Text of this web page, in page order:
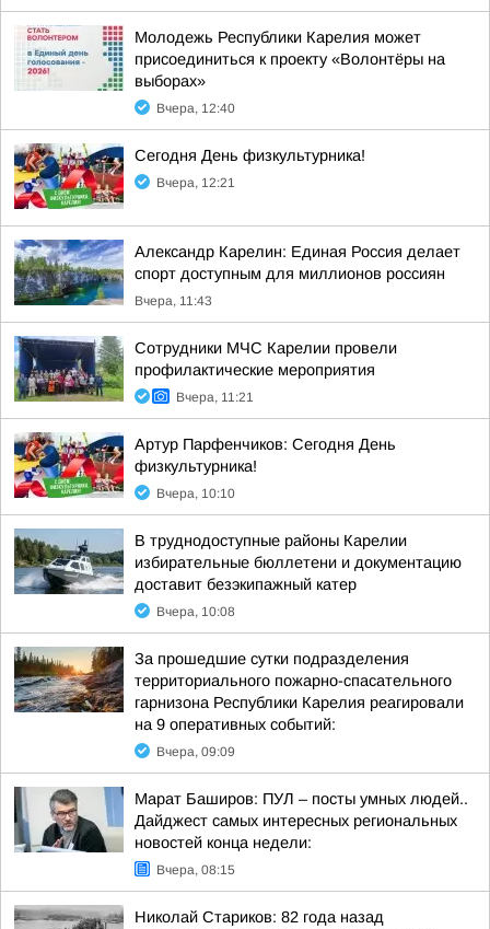
Молодежь Республики Карелия может
присоединиться к проекту «Волонтёры на
выборах»
Вчера, 12:40
Сегодня День физкультурника!
Вчера, 12:21
Александр Карелин: Единая Россия делает
спорт доступным для миллионов россиян
Вчера, 11:43
Сотрудники МЧС Карелии провели
профилактические мероприятия
Вчера, 11:21
Артур Парфенчиков: Сегодня День
физкультурника!
Вчера, 10:10
В труднодоступные районы Карелии
избирательные бюллетени и документацию
доставит безэкипажный катер
Вчера, 10:08
За прошедшие сутки подразделения
территориального пожарно-спасательного
гарнизона Республики Карелия реагировали
на 9 оперативных событий:
Вчера, 09:09
Марат Баширов: ПУЛ – посты умных людей..
Дайджест самых интересных региональных
новостей конца недели:
Вчера, 08:15
Николай Стариков: 82 года назад